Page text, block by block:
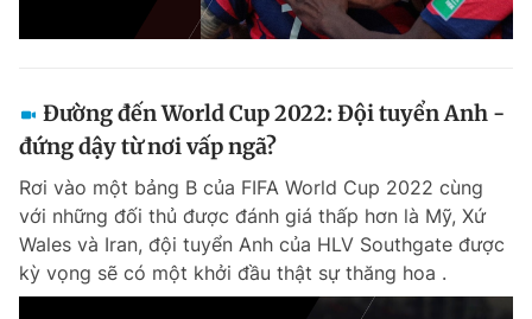
Đường đến World Cup 2022: Đội tuyển Anh -
đứng dậy từ nơi vấp ngã?
Rơi vào một bảng B của FIFA World Cup 2022 cùng
với những đối thủ được đánh giá thấp hơn là Mỹ, Xứ
Wales và Iran, đội tuyển Anh của HLV Southgate được
kỳ vọng sẽ có một khởi đầu thật sự thăng hoa .